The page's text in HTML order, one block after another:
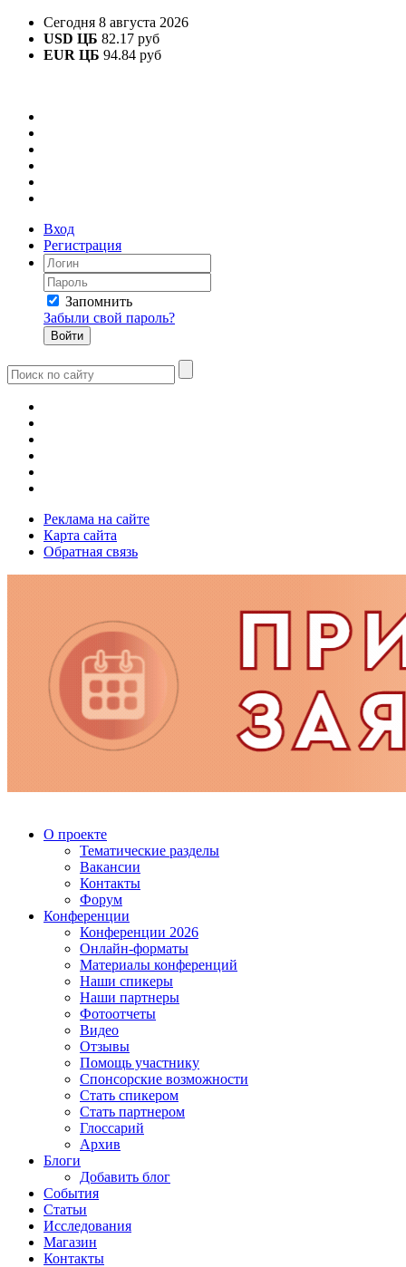
Сегодня 8 августа 2026
USD ЦБ 82.17 руб
EUR ЦБ 94.84 руб
Вход
Регистрация
Запомнить
Забыли свой пароль?
Реклама на сайте
Карта сайта
Обратная связь
О проекте
Тематические разделы
Вакансии
Контакты
Форум
Конференции
Конференции 2026
Онлайн-форматы
Материалы конференций
Наши спикеры
Наши партнеры
Фотоотчеты
Видео
Отзывы
Помощь участнику
Спонсорские возможности
Стать спикером
Стать партнером
Глоссарий
Архив
Блоги
Добавить блог
События
Статьи
Исследования
Магазин
Контакты